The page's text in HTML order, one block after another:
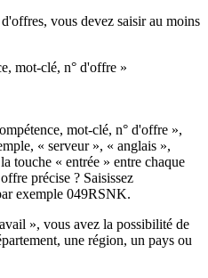
vous devez saisir au moins
mot-clé, n° d'offre »
mot-clé, n° d'offre »,
« serveur », « anglais »,
touche « entrée » entre chaque
précise ? Saisissez
exemple 049RSNK.
», vous avez la possibilité de
une région, un pays ou